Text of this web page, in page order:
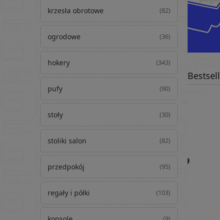
krzesła obrotowe (82)
ogrodowe (36)
hokery (343)
pufy (90)
stoły (30)
stoliki salon (82)
przedpokój (95)
regały i półki (103)